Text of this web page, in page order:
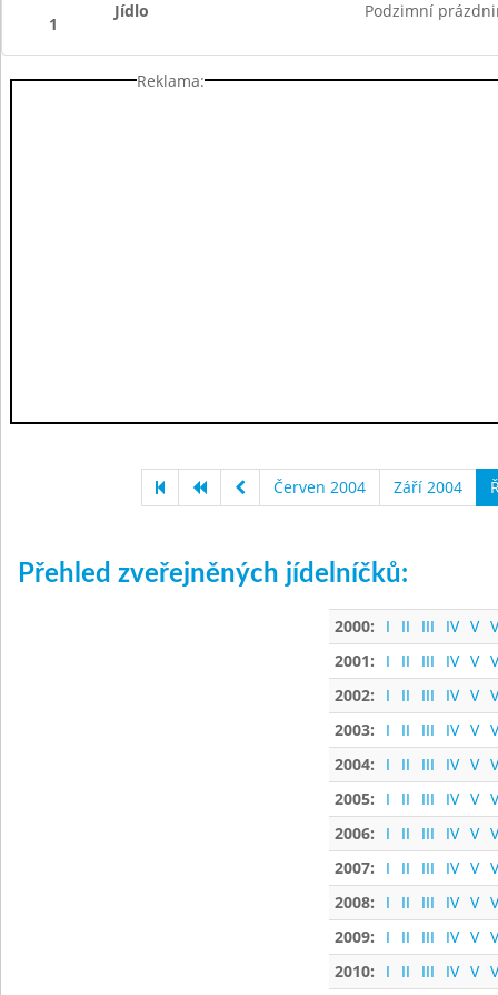
1
Jídlo Podzimní
Reklama:
Červen 2004 Září 2004
Přehled zveřejněných jídelníčků:
2000: I II III IV V
2001:
I II III IV V
2002:
I II III IV V
2003:
I II III IV V
2004:
I II III IV V
2005:
I II III IV V
2006:
I II III IV V
2007:
I II III IV V
2008:
I II III IV V
2009:
I II III IV V
2010:
I II III IV V